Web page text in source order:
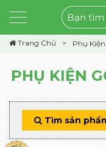
Trang Chủ Phụ
PHỤ KIỆN
Tìm sản